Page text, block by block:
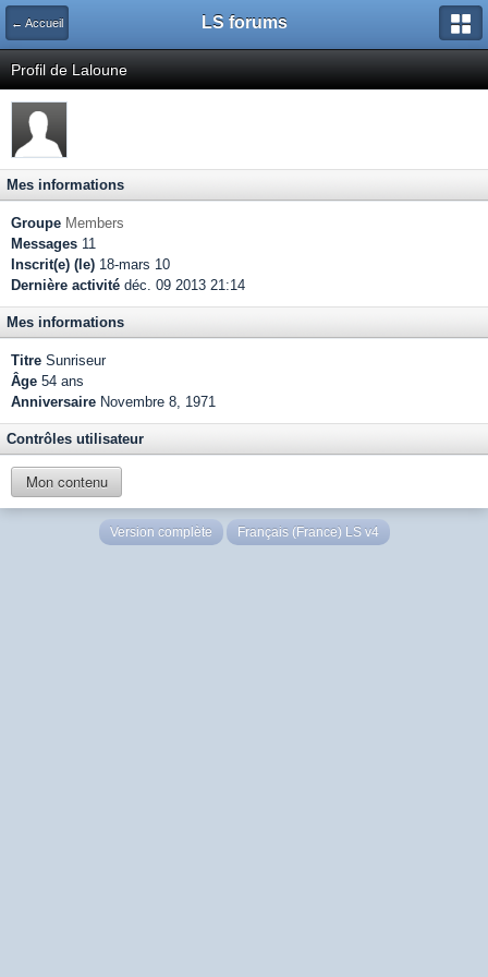
← Accueil LS forums
Profil de Laloune
Mes informations
Groupe Members
Messages 11
Inscrit(e) (le) 18-mars 10
Dernière activité déc. 09 2013 21:14
Mes informations
Titre Sunriseur
Âge 54 ans
Anniversaire Novembre 8, 1971
Contrôles utilisateur
Mon contenu
Version complète Français (France) LS v4